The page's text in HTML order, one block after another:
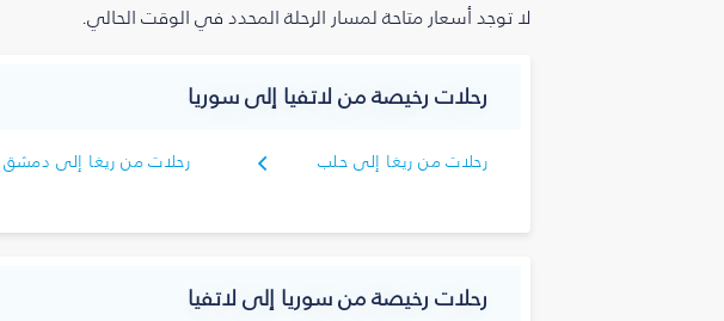
لا توجد أسعار متاحة لمسار الرحلة المحدد في الوقت الحالي.
رحلات رخيصة من لاتفيا إلى سوريا
رحلات من ريغا إلى حلب رحلات من ريغا إلى دمشق
رحلات رخيصة من سوريا إلى لاتفيا